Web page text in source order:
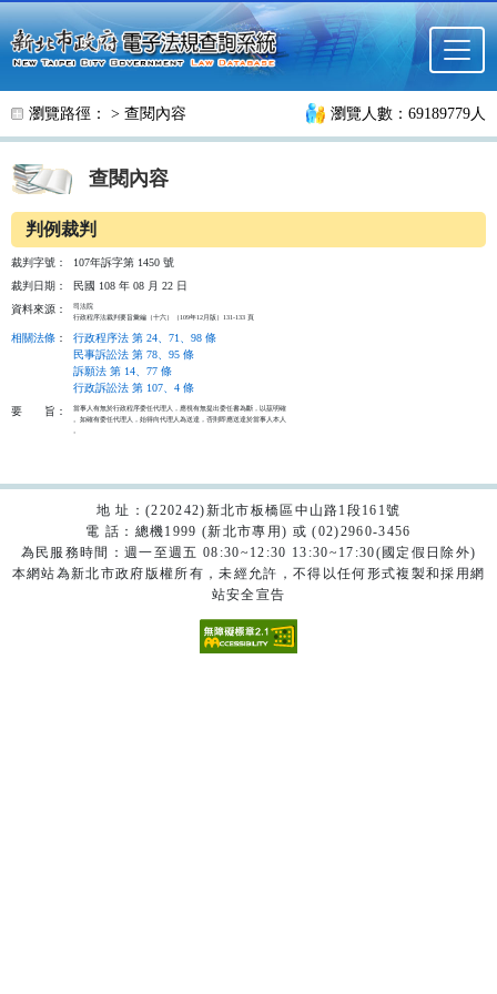
跳至主要內容
瀏覽路徑： > 查閱內容 瀏覽人數：69189779人
查閱內容
判例裁判
裁判字號：
107年訴字第 1450 號
裁判日期：
民國 108 年 08 月 22 日
資料來源：
司法院
行政程序法裁判要旨彙編（十六）（109年12月版）131-133 頁
相關法條 ：
行政程序法 第 24、71、98 條
民事訴訟法 第 78、95 條
訴願法 第 14、77 條
行政訴訟法 第 107、4 條
要
旨：
當事人有無於行政程序委任代理人，應視有無提出委任書為斷，以茲明確
。如確有委任代理人，始得向代理人為送達，否則即應送達於當事人本人
地 址：(220242)新北市板橋區中山路1段161號
電 話：總機1999 (新北市專用) 或 (02)2960-3456
為民服務時間：週一至週五 08:30~12:30 13:30~17:30(國定假日除外)
本網站為新北市政府版權所有，未經允許，不得以任何形式複製和採用網
站安全宣告